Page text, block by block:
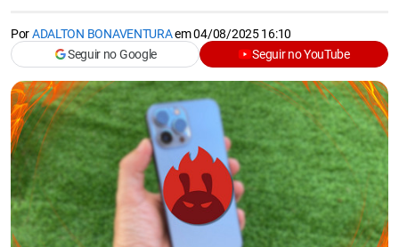
PorADALTON BONAVENTURAem04/08/2025 16:10
Seguir no Google
Seguir no YouTube